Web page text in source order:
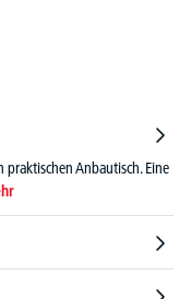
praktischen Anbautisch. Eine